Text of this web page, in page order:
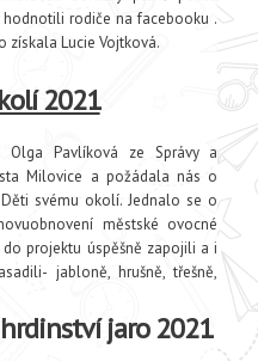
rodiče na facebooku .
získala Lucie Vojtková.
2021
Pavlíková ze Správy a
Milovice a požádala nás o
svému okolí. Jednalo se o
městské ovocné
projektu úspěšně zapojili a i
jabloně, hrušně, třešně,
jaro 2021